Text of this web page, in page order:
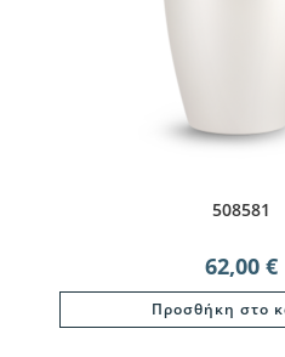
508581
62,00 €
Προσθήκη στο